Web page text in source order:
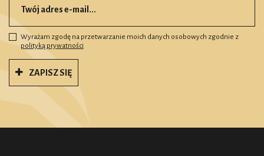
Wyrażam zgodę na przetwarzanie moich danych osobowych zgodnie z
polityką prywatności
ZAPISZ SIĘ